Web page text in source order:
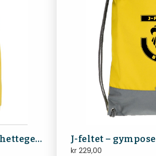
Vær stolt av kor du e fra – gul hettegenser J-feltet – gympose
kr229,00